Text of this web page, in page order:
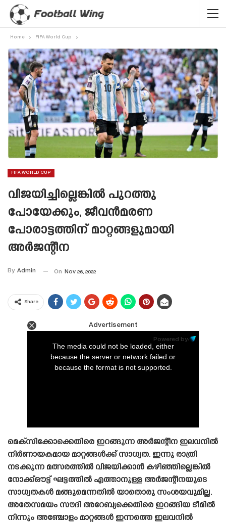
Home FIFA World Cup
FIFA WORLD CUP
വിജയിച്ചില്ലെങ്കിൽ പുറത്തു
പോയേക്കും, ജീവൻമരണ
പോരാട്ടത്തിന് മാറ്റങ്ങളുമായി
അർജന്റീന
By Admin On Nov 26, 2022
Share
Advertisement
Powered by:
The media could not be loaded, either
because the server or network failed or
because the format is not supported.
മെക്‌സിക്കോക്കെതിരെ ഇറങ്ങുന്ന അർജന്റീന ഇലവനിൽ
നിർണായകമായ മാറ്റങ്ങൾക്ക് സാധ്യത. ഇന്നു രാത്രി
നടക്കുന്ന മത്സരത്തിൽ വിജയിക്കാൻ കഴിഞ്ഞില്ലെങ്കിൽ
നോക്ക്ഔട്ട് ഘട്ടത്തിൽ എത്താനുള്ള അർജന്റീനയുടെ
സാധ്യതകൾ മങ്ങുമെന്നതിൽ യാതൊരു സംശയവുമില്ല.
അതേസമയം സൗദി അറേബ്യക്കെതിരെ ഇറങ്ങിയ ടീമിൽ
നിന്നും അഞ്ചോളം മാറ്റങ്ങൾ ഇന്നത്തെ ഇലവനിൽ